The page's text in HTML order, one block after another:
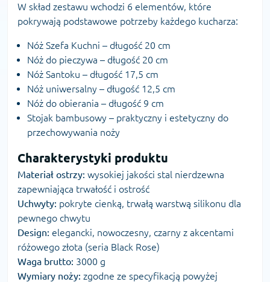
W skład zestawu wchodzi 6 elementów, które
pokrywają podstawowe potrzeby każdego kucharza:
Nóż Szefa Kuchni – długość 20 cm
Nóż do pieczywa – długość 20 cm
Nóż Santoku – długość 17,5 cm
Nóż uniwersalny – długość 12,5 cm
Nóż do obierania – długość 9 cm
Stojak bambusowy – praktyczny i estetyczny do
przechowywania noży
Charakterystyki produktu
Materiał ostrzy: wysokiej jakości stal nierdzewna
zapewniająca trwałość i ostrość
Uchwyty: pokryte cienką, trwałą warstwą silikonu dla
pewnego chwytu
Design: elegancki, nowoczesny, czarny z akcentami
różowego złota (seria Black Rose)
Waga brutto: 3000 g
Wymiary noży: zgodne ze specyfikacją powyżej